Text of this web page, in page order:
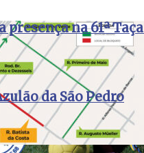
totalmente
na 61ª
da São Pedro